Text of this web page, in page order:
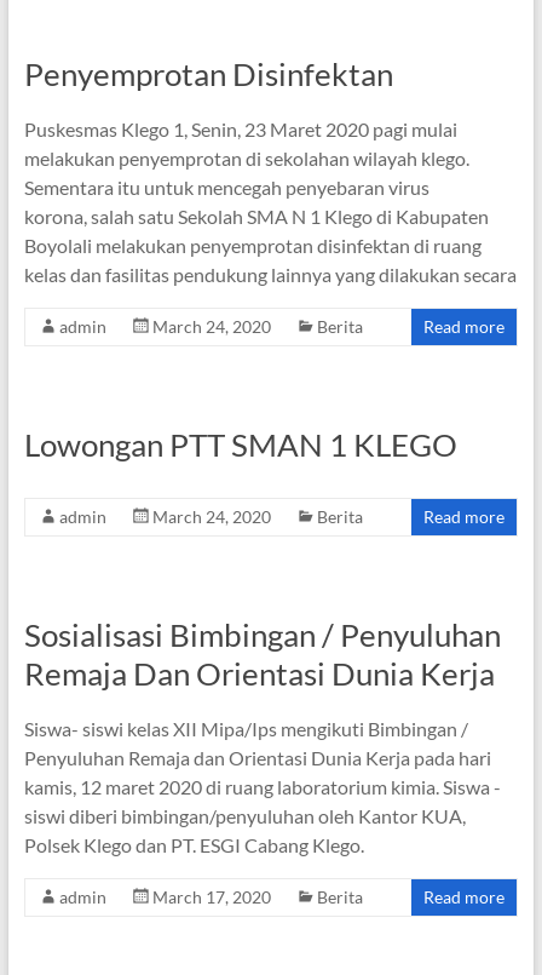
Penyemprotan Disinfektan
Puskesmas Klego 1, Senin, 23 Maret 2020 pagi mulai
melakukan penyemprotan di sekolahan wilayah klego.
Sementara itu untuk mencegah penyebaran virus
korona, salah satu Sekolah SMA N 1 Klego di Kabupaten
Boyolali melakukan penyemprotan disinfektan di ruang
kelas dan fasilitas pendukung lainnya yang dilakukan secara
admin March 24, 2020 Berita Read more
Lowongan PTT SMAN 1 KLEGO
admin March 24, 2020 Berita Read more
Sosialisasi Bimbingan / Penyuluhan
Remaja Dan Orientasi Dunia Kerja
Siswa- siswi kelas XII Mipa/Ips mengikuti Bimbingan /
Penyuluhan Remaja dan Orientasi Dunia Kerja pada hari
kamis, 12 maret 2020 di ruang laboratorium kimia. Siswa -
siswi diberi bimbingan/penyuluhan oleh Kantor KUA,
Polsek Klego dan PT. ESGI Cabang Klego.
admin March 17, 2020 Berita Read more